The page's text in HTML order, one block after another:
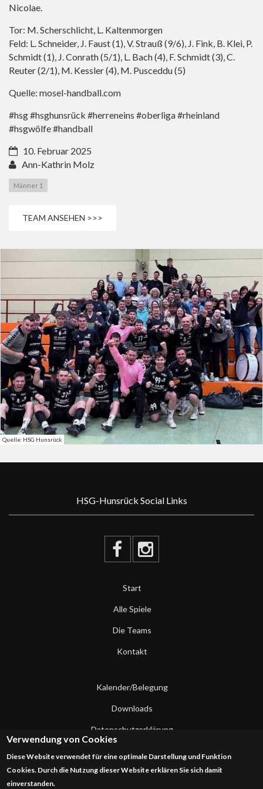
Nicolae.
Tor: M. Scherschlicht, L. Kaltenmorgen
Feld: L. Schneider, J. Faust (1), V. Strauß (9/6), J. Fink, B. Klei, P.
Schmidt (1), J. Conrath (5/1), L. Bach (4), F. Schmidt (3), C.
Reuter (2/1), M. Kessler (4), M. Pusceddu (5)
Quelle: mosel-handball.com
#hsg #hsghunsrück #herreneins #oberliga #rheinland
#hsgwölfe #handball
10. Februar 2025
Ann-Kathrin Molz
Männer 1
TEAM ANSEHEN >>>
Quelle: HSG Hunsrück
HSG-Hunsrück Social Links
Start
Alle Spiele
Die Teams
Kontakt
Kalender/Belegung
Downloads
Datenschutzerklärung
Kontakt
Verwendung von Cookies
Diese Website verwendet für eine optimale Darstellung und Funktion
Cookies. Durch die Nutzung dieser Website erklären Sie sich damit
einverstanden.